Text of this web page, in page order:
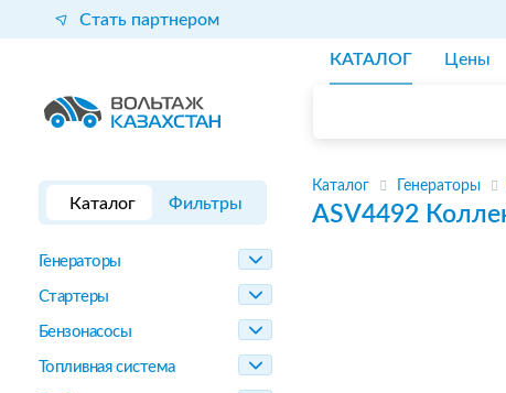
Стать партнером
КАТАЛОГ Цены
Каталог Фильтры
Генераторы
Стартеры
Бензонасосы
Топливная система
Каталог Генераторы
ASV4492